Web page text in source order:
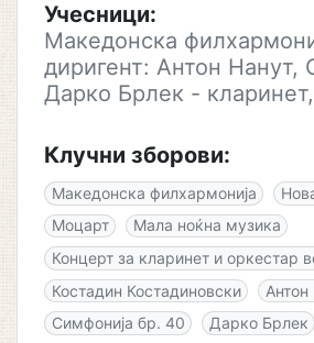
Учесници:
Македонска
диригент: Антон Нанут,
Дарко Брлек -
Клучни зборови:
Македонска филхармонија
Моцарт
Мала ноќна музика
Концерт за кларинет и оркестар
Костадин Костадиновски
Антон
Симфонија бр. 40
Дарко Брлек